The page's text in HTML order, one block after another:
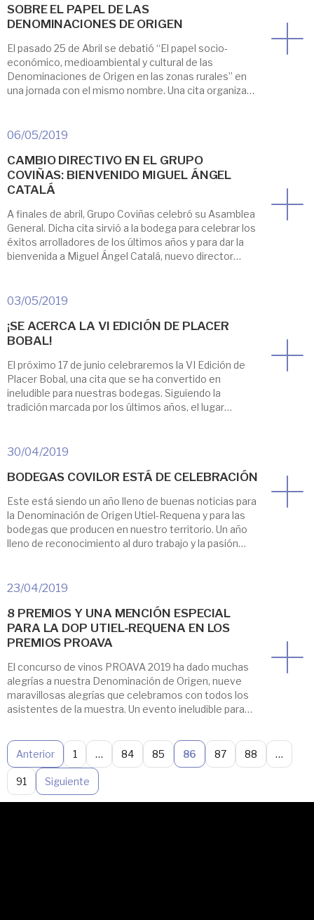
SOBRE EL PAPEL DE LAS
DENOMINACIONES DE ORIGEN
El pasado 25 de Abril se debatió “El papel socio-
económico, medioambiental y cultural de las
Denominaciones de Origen en las zonas rurales” en
una jornada con el mismo nombre. Una cita organizada
y Origen España, Asociación Española de
06/05/2019
CAMBIO DIRECTIVO EN EL GRUPO
COVIÑAS: BIENVENIDO MIGUEL ÁNGEL
CATALÁ
A finales de abril, Grupo Coviñas celebró su Asamblea
General. Dicha cita sirvió a la bodega para celebrar los
éxitos arrolladores de los últimos años y para dar la
bienvenida a Miguel Ángel Catalá, nuevo director
cooperativo, se […]
03/05/2019
¡SE ACERCA LA VI EDICIÓN DE PLACER
BOBAL!
El próximo 17 de junio celebraremos la VI Edición de
Placer Bobal, una cita que se ha convertido en
ineludible para nuestras bodegas. Siguiendo la
tradición marcada por los últimos años, el lugar
bodegas con nuestra uva autóctona, […]
30/04/2019
BODEGAS COVILOR ESTÁ DE CELEBRACIÓN
Este está siendo un año lleno de buenas noticias para
la Denominación de Origen Utiel-Requena y para las
bodegas que producen en nuestro territorio. Un año
lleno de reconocimiento al duro trabajo y la pasión
reconocimiento ha venido otorgado […]
23/04/2019
8 PREMIOS Y UNA MENCIÓN ESPECIAL
PARA LA DOP UTIEL-REQUENA EN LOS
PREMIOS PROAVA
El concurso de vinos PROAVA 2019 ha dado muchas
alegrías a nuestra Denominación de Origen, nueve
maravillosas alegrías que celebramos con todos los
asistentes de la muestra. Un evento ineludible para
detalles de la edición 2019 en este anterior post. Hoy
queremos compartir con vosotros los […]
Anterior 1 … 84 85 86 87 88 …
91 Siguiente